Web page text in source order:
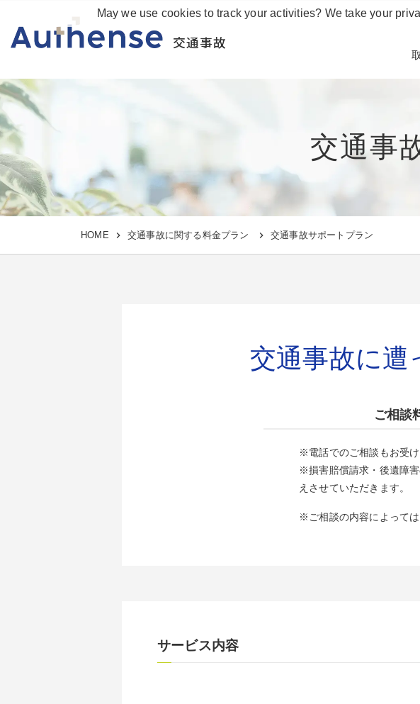
交通事故
交通事
HOME 交通事故に関する料金プラン 交通事故サポートプラン
交通事故に遭
ご相談
※電話でのご相談もお受け
※損害賠償請求・後遺障
えさせていただきます。
※ご相談の内容によっては
サービス内容
May we use cookies to track your activities? We take your